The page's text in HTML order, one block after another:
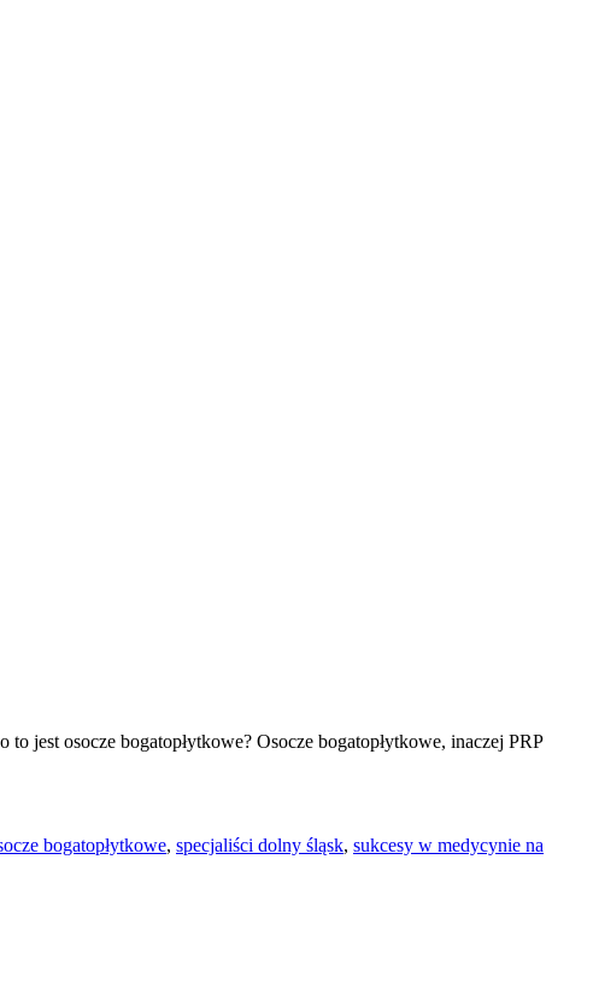
jest osocze bogatopłytkowe? Osocze bogatopłytkowe, inaczej PRP
bogatopłytkowe, specjaliści dolny śląsk, sukcesy w medycynie na